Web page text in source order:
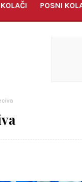
KOLAČI POSNI